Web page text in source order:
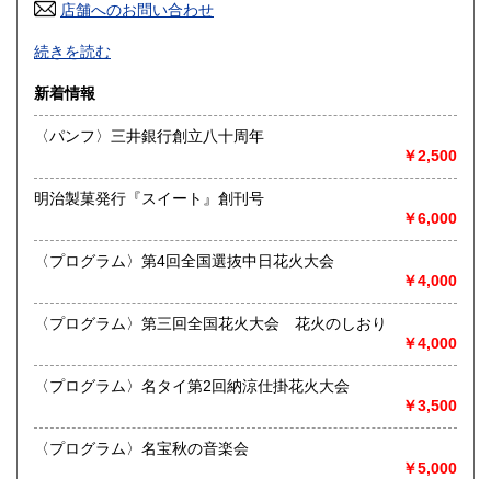
高知県 250円
佐賀県
熊本県 250円 大分県 250円
250円
沖縄県 250円
店舗へのお問い合わせ
古文書、古地図、刷り物、一枚もの、絵葉書、鳥瞰図、近代
文献資料等を主体に扱っております。
沿線名：名鉄犬山線
最寄駅：江南駅下車
営業時間：10:00〜17:00
書籍の買取について
買取 買取専用フリーダイヤル 0120-006-229 (担当・
井上)
す。
御整理・御売却はお気軽に当店にご相談ください。
お電話、メール等でご連絡次第、即日に参上いたします。古
書買い取り、古本買い取り、大量大歓迎です。
特に古いもの全般(和本、古文書、紙物チラシ、郷土資料、地
図、宗教、芸能、美術、文学、雑誌等)に力を入れておりま
す。
又書画骨董品も別部門で取り扱いしておりますので引越し増
続きを読む
新着情報
〈パンフ〉三井銀行創立八十周年
￥2,500
明治製菓発行『スイート』創刊号
￥6,000
〈プログラム〉第4回全国選抜中日花火大会
￥4,000
〈プログラム〉第三回全国花火大会 花火のしおり
￥4,000
〈プログラム〉名タイ第2回納涼仕掛花火大会
￥3,500
〈プログラム〉名宝秋の音楽会
￥5,000